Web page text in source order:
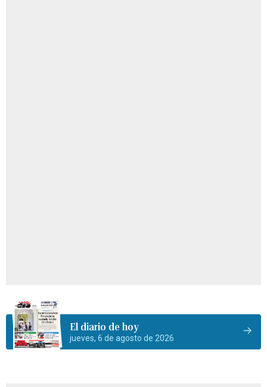
El diario de hoy
jueves, 6 de agosto de 2026